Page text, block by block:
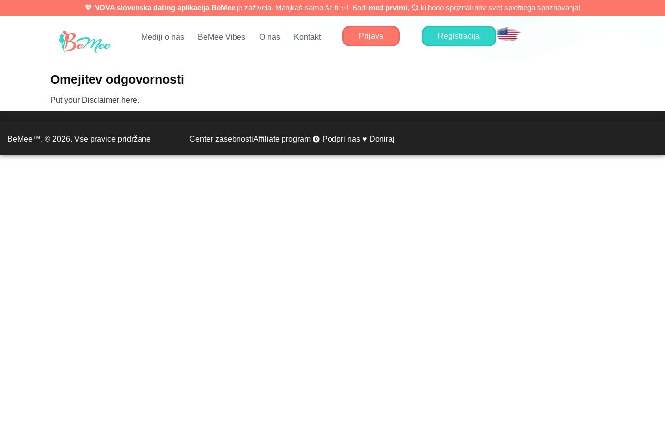
💖 NOVA slovenska dating aplikacija BeMee je zaživela. Manjkaš samo še ti ✨! Bodi med prvimi, 💞 ki bodo spoznali nov svet spletnega spoznavanja!
Mediji o nas BeMee Vibes O nas Kontakt Prijava Registracija
Omejitev odgovornosti
Put your Disclaimer here.
BeMee™. © 2026. Vse pravice pridržane Center zasebnostiAffiliate program Podpri nas ♥ Doniraj